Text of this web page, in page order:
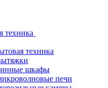
техника
техника
шкафы
печи